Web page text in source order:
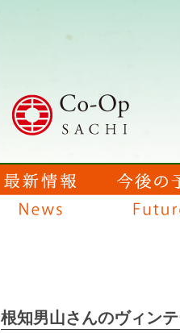
根知男山さんのヴィン